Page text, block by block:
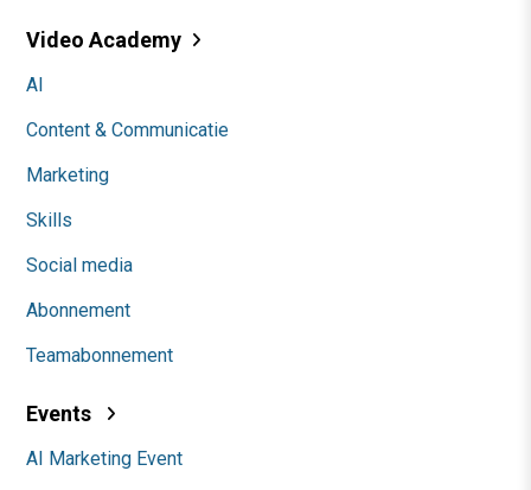
Video Academy
AI
Content & Communicatie
Marketing
Skills
Social media
Abonnement
Teamabonnement
Events
AI Marketing Event